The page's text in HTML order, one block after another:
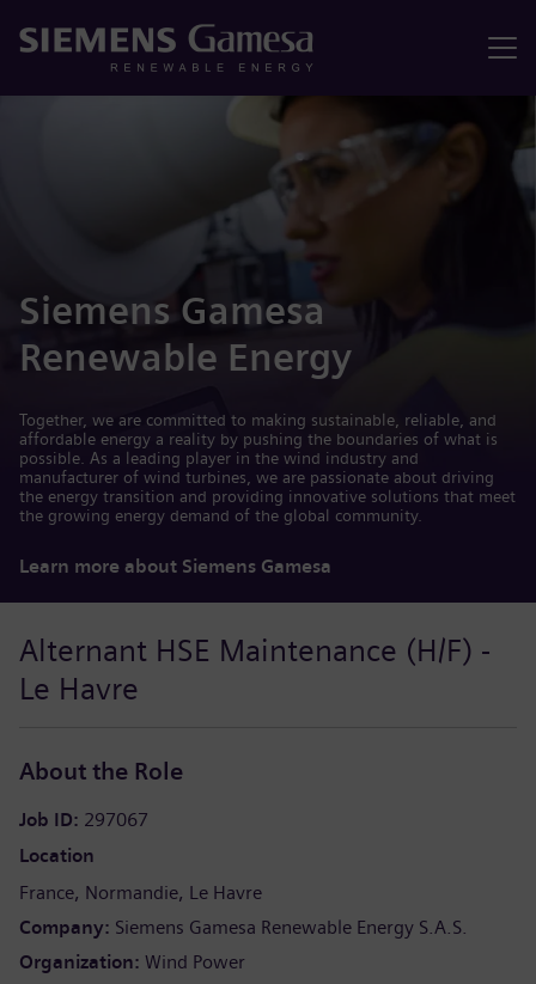
Siemens Gamesa
Renewable Energy
Together, we are committed to making sustainable, reliable, and
affordable energy a reality by pushing the boundaries of what is
possible. As a leading player in the wind industry and
manufacturer of wind turbines, we are passionate about driving
the energy transition and providing innovative solutions that meet
the growing energy demand of the global community.
Learn more about Siemens Gamesa
Alternant HSE Maintenance (H/F) -
Le Havre
About the Role
Job ID 297067
Location
France Normandie Le Havre
Company Siemens Gamesa Renewable Energy S.A.S.
Organization Wind Power